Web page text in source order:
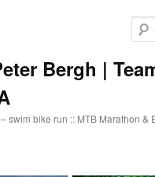
Bergh |
swim bike run :: MTB Marathon &